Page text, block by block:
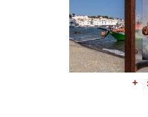
+